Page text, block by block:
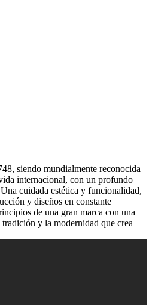
siendo mundialmente reconocida
internacional, con un profundo
cuidada estética y funcionalidad,
y diseños en constante
de una gran marca con una
y la modernidad que crea